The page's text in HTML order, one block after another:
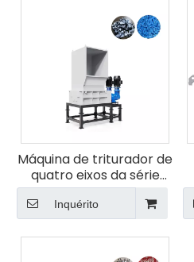
Máquina de triturador de
quatro eixos da série
Czdtsz para alta
qualidade
Inquérito